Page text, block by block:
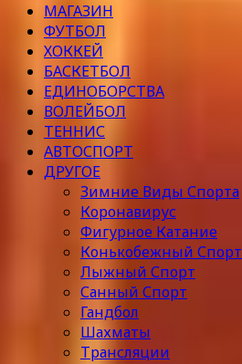
МАГАЗИН
ФУТБОЛ
ХОККЕЙ
БАСКЕТБОЛ
ЕДИНОБОРСТВА
ВОЛЕЙБОЛ
ТЕННИС
АВТОСПОРТ
ДРУГОЕ
Зимние Виды Спорта
Коронавирус
Фигурное Катание
Конькобежный Спорт
Лыжный Спорт
Санный Спорт
Гандбол
Шахматы
Трансляции